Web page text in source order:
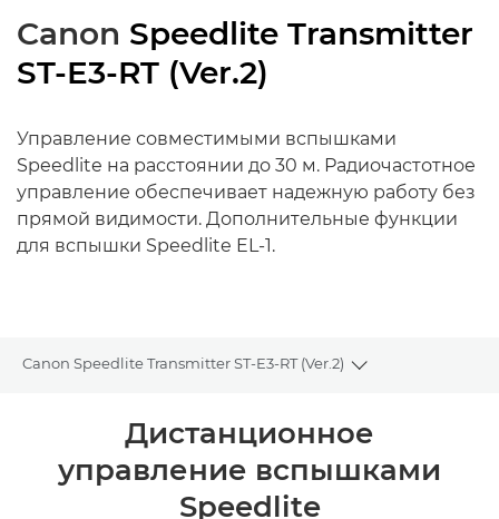
Canon Speedlite Transmitter
ST-E3-RT (Ver.2)
Управление совместимыми вспышками
Speedlite на расстоянии до 30 м. Радиочастотное
управление обеспечивает надежную работу без
прямой видимости. Дополнительные функции
для вспышки Speedlite EL-1.
Canon Speedlite Transmitter ST-E3-RT (Ver.2)
Toggle
Общая информация
Технические характеристики
Дистанционное
управление вспышками
Speedlite